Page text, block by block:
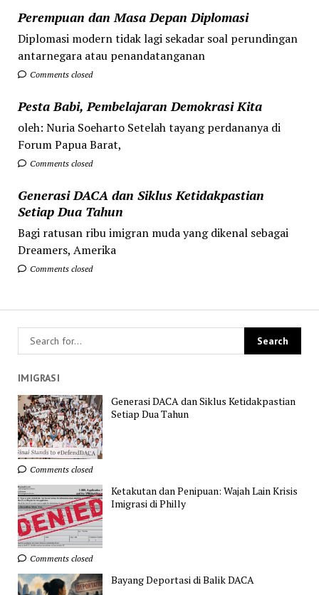
Perempuan dan Masa Depan Diplomasi
Diplomasi modern tidak lagi sekadar soal perundingan
antarnegara atau penandatanganan
Comments closed
Pesta Babi, Pembelajaran Demokrasi Kita
oleh: Nuria Soeharto Setelah tayang perdananya di
Forum Papua Barat,
Comments closed
Generasi DACA dan Siklus Ketidakpastian
Setiap Dua Tahun
Bagi ratusan ribu imigran muda yang dikenal sebagai
Dreamers, Amerika
Comments closed
IMIGRASI
Generasi DACA dan Siklus Ketidakpastian
Setiap Dua Tahun
Comments closed
Ketakutan dan Penipuan: Wajah Lain Krisis
Imigrasi di Philly
Comments closed
Bayang Deportasi di Balik DACA